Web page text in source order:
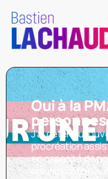
Oui à la
J’ai défendu
procréation
en capacité de
discrimination